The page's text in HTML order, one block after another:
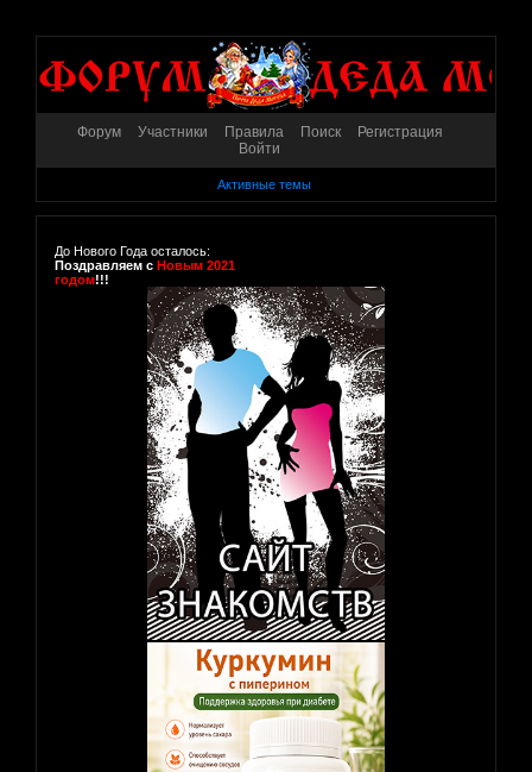
Форум Участники Правила Поиск
Регистрация
Войти
Активные темы
До Нового Года осталось:
Поздравляем с Новым 2021
годом!!!